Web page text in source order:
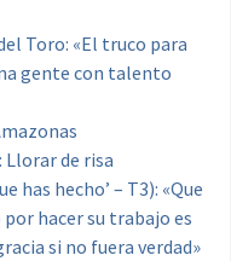
Toro: «El truco para
gente con talento
Llorar de risa
has hecho’ – T3): «Que
hacer su trabajo es
si no fuera verdad»